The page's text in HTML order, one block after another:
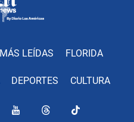
MÁS LEÍDAS FLORIDA
DEPORTES CULTURA